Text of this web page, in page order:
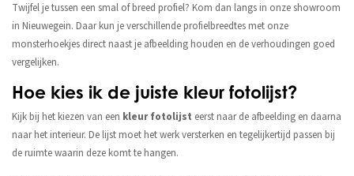
Twijfel je tussen een smal of breed profiel? Kom dan langs in onze showroom
in Nieuwegein. Daar kun je verschillende profielbreedtes met onze
monsterhoekjes direct naast je afbeelding houden en de verhoudingen goed
vergelijken.
Hoe kies ik de juiste kleur fotolijst?
Kijk bij het kiezen van een kleur fotolijst eerst naar de afbeelding en daarna
naar het interieur. De lijst moet het werk versterken en tegelijkertijd passen bij
de ruimte waarin deze komt te hangen.